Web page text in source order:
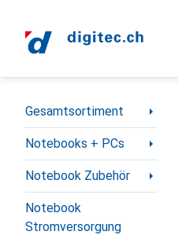
Navigation nach Kategorien
Gesamtsortiment
Notebooks + PCs
Notebook Zubehör
Notebook
Stromversorgung